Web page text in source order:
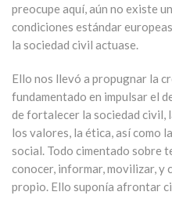
preocupe aquí, aún no existe
condiciones estándar
la sociedad civil actuase.
Ello nos llevó a propugnar la
fundamentado en impulsar el
de fortalecer la sociedad civil,
los valores, la ética, así
social. Todo cimentado sobre
conocer, informar, movilizar, y
propio. Ello suponía afrontar